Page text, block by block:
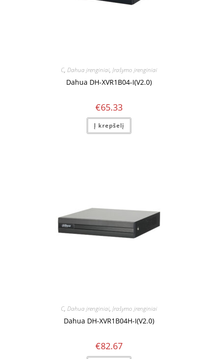
C, Dahua įrenginiai, Įrašymo įrenginiai
Dahua DH-XVR1B04-I(V2.0)
€65.33
Į krepšelį
C, Dahua įrenginiai, Įrašymo įrenginiai
Dahua DH-XVR1B04H-I(V2.0)
€82.67